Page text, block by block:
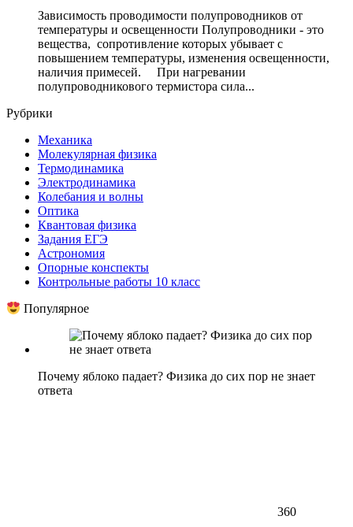
Зависимость проводимости полупроводников от
температуры и освещенности Полупроводники - это
вещества, сопротивление которых убывает с
повышением температуры, изменения освещенности,
наличия примесей. При нагревании
полупроводникового термистора сила...
Рубрики
Механика
Молекулярная физика
Термодинамика
Электродинамика
Колебания и волны
Оптика
Квантовая физика
Задания ЕГЭ
Астрономия
Опорные конспекты
Контрольные работы 10 класс
Популярное
Почему яблоко падает? Физика до сих пор не знает
ответа
360